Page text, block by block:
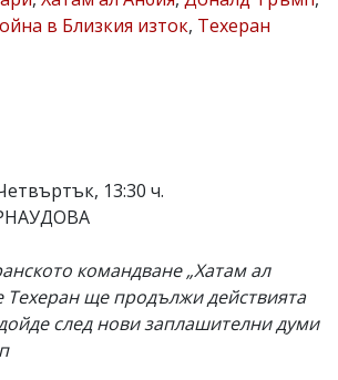
в Близкия изток, Техеран
13:30 ч.
командване „Хатам ал
Техеран ще продължи действията
след нови заплашителни думи